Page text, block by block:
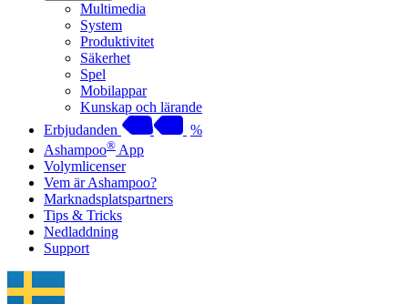
Multimedia
System
Produktivitet
Säkerhet
Spel
Mobilappar
Kunskap och lärande
Erbjudanden
%
Ashampoo® App
Volymlicenser
Vem är Ashampoo?
Marknadsplatspartners
Tips & Tricks
Nedladdning
Support